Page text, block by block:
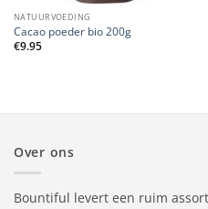
NATUURVOEDING
Cacao poeder bio 200g
€9.95
Over ons
Bountiful levert een ruim